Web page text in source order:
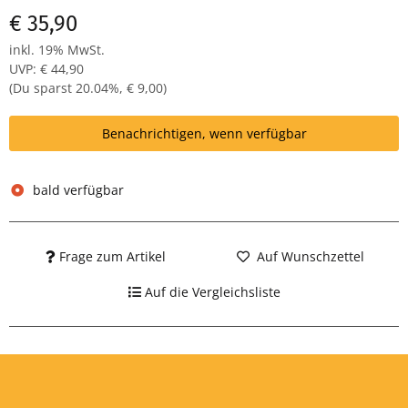
€ 35,90
inkl. 19% MwSt.
UVP: € 44,90
(Du sparst 20.04%, € 9,00)
Benachrichtigen, wenn verfügbar
bald verfügbar
Frage zum Artikel Auf Wunschzettel
Auf die Vergleichsliste